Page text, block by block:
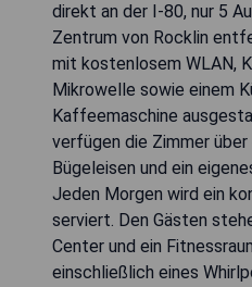
direkt an der I-80, nur 5
Zentrum von Rocklin
mit kostenlosem WLAN,
Mikrowelle sowie einem
Kaffeemaschine
verfügen die Zimmer
Bügeleisen und ein
Jeden Morgen wird ein
serviert. Den Gästen
Center und ein
einschließlich eines